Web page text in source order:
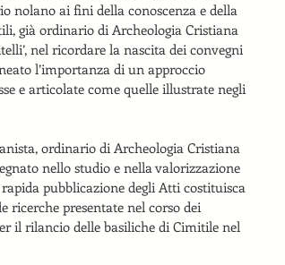
nolano ai fini della conoscenza e della
già ordinario di Archeologia Cristiana
nel ricordare la nascita dei convegni
l’importanza di un approccio
e articolate come quelle illustrate negli
ordinario di Archeologia Cristiana
nello studio e nella valorizzazione
pubblicazione degli Atti costituisca
ricerche presentate nel corso dei
il rilancio delle basiliche di Cimitile nel